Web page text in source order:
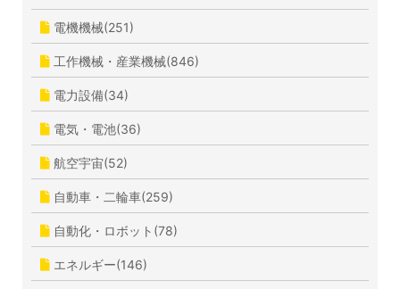
電機機械(251)
工作機械・産業機械(846)
電力設備(34)
電気・電池(36)
航空宇宙(52)
自動車・二輪車(259)
自動化・ロボット(78)
エネルギー(146)